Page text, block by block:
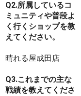
Q2.所属しているコ
ミュニティや普段よ
く行くショップを教
えてください。
晴れる屋成田店
Q3.これまでの主な
戦績を教えてくださ